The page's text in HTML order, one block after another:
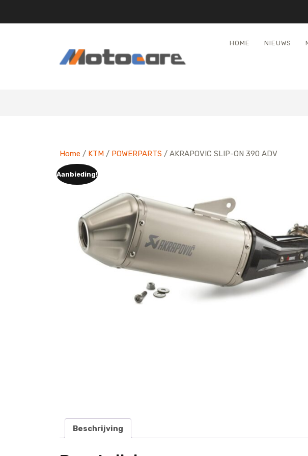
HOME NIEUWS
Home / KTM / POWERPARTS / AKRAPOVIC SLIP-ON 390 ADV
Aanbieding!
Beschrijving